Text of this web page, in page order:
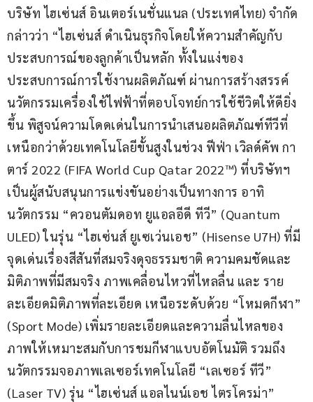
บริษัท ไฮเซ่นส์ อินเตอร์เนชั่นแนล (ประเทศไทย) จำกัด
กล่าวว่า “ไฮเซ่นส์ ดำเนินธุรกิจโดยให้ความสำคัญกับ
ประสบการณ์ของลูกค้าเป็นหลัก ทั้งในแง่ของ
ประสบการณ์การใช้งานผลิตภัณฑ์ ผ่านการสร้างสรรค์
นวัตกรรมเครื่องใช้ไฟฟ้าที่ตอบโจทย์การใช้ชีวิตให้ดียิ่ง
ขึ้น พิสูจน์ความโดดเด่นในการนำเสนอผลิตภัณฑ์ทีวีที่
เหนือกว่าด้วยเทคโนโลยีขั้นสูงในช่วง ฟีฟ่า เวิลด์คัพ กา
ตาร์ 2022 (FIFA World Cup Qatar 2022™) ที่บริษัทฯ
เป็นผู้สนับสนุนการแข่งขันอย่างเป็นทางการ อาทิ
นวัตกรรม “ควอนตัมดอท ยูแอลอีดี ทีวี” (Quantum
ULED) ในรุ่น “ไฮเซ่นส์ ยูเซเว่นเอช” (Hisense U7H) ที่มี
จุดเด่นเรื่องสีสันที่สมจริงดุจธรรมชาติ ความคมชัดและ
มิติภาพที่มีสมจริง ภาพเคลื่อนไหวที่ไหลลื่น และ ราย
ละเอียดมิติภาพที่ละเอียด เหนือระดับด้วย “โหมดกีฬา”
(Sport Mode) เพิ่มรายละเอียดและความลื่นไหลของ
ภาพให้เหมาะสมกับการชมกีฬาแบบอัตโนมัติ รวมถึง
นวัตกรรมจอภาพเลเซอร์เทคโนโลยี “เลเซอร์ ทีวี”
(Laser TV) รุ่น “ไฮเซ่นส์ แอลไนน์เอช ไตรโครม่า”